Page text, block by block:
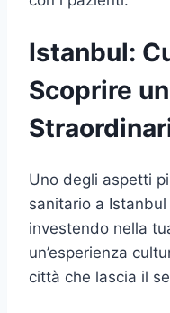
Istanbul:
Scoprire
Uno degli aspetti
sanitario a
investendo nella
un’esperienza
città che lascia il